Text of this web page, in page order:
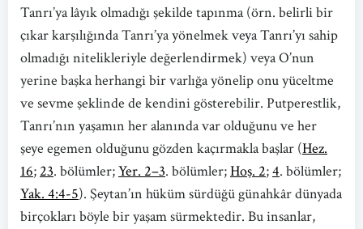
Tanrı’ya lâyık olmadığı şekilde tapınma (örn. belirli bir
çıkar karşılığında Tanrı’ya yönelmek veya Tanrı’yı sahip
olmadığı nitelikleriyle değerlendirmek) veya O’nun
yerine başka herhangi bir varlığa yönelip onu yüceltme
ve sevme şeklinde de kendini gösterebilir. Putperestlik,
Tanrı’nın yaşamın her alanında var olduğunu ve her
şeye egemen olduğunu gözden kaçırmakla başlar (Hez.
16; 23. bölümler;Yer. 2–3. bölümler;Hoş. 2;4. bölümler;
Yak. 4:4-5). Şeytan’ın hüküm sürdüğü günahkâr dünyada
birçokları böyle bir yaşam sürmektedir. Bu insanlar,